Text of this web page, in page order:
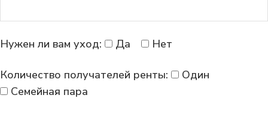
Нужен ли вам уход: Да Нет
Количество получателей ренты:
Один
Семейная пара